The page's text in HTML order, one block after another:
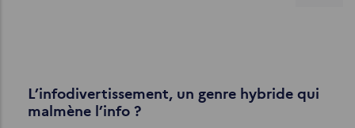
L’infodivertissement, un genre hybride qui
malmène l’info ?